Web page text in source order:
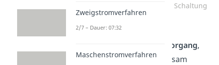
Messung des Stroms in einer Schaltung
– Graphik
Einschaltvorgang,
dass sich der Strom langsam
Zweigstromverfahren
2/7 – Dauer: 07:32
Maschenstromverfahren